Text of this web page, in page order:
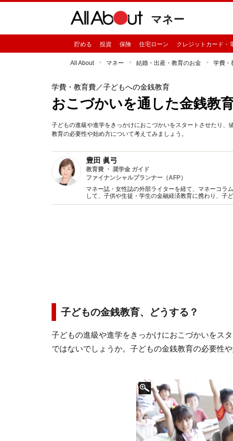
マネー
貯める 投資 保険 住宅ローン クレジットカード・
All About マネー 結婚・出産・教育のお金 学費・
学費・教育費／子どもへの金銭教育
おこづかいを通した金銭教
子どもの進級や進学をきっかけにおこづかいをスタートさせたり
教育の必要性や始め方について考えてみましょう。
豊田 眞弓
教育費 ・ 奨学金 ガイド
ファイナンシャルプランナー（AFP）
マネー誌・女性誌の外部ライターを経て、マネーコラ
して、子供や生徒・学生の金融経済教育に携わり、子
趣味は講談、猫に添い寝。
子どもの金銭教育、どうする？
子どもの進級や進学をきっかけにおこづかいをス
ではないでしょうか。子どもの金銭教育の必要性